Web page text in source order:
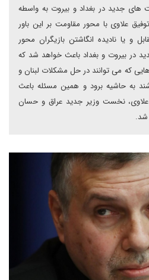
جدید در بغداد و بیروت به واسطه
علاوی با محور مقاومت بر این باور
و یا نادیده انگاشتن بازیگران محور
در بیروت و بغداد باعث خواهد شد که
که می توانند در حل مشکلات لبنان و
به حاشیه برود و همین مسئله باعث
نخست وزیر جدید عراق و حسان
شد.